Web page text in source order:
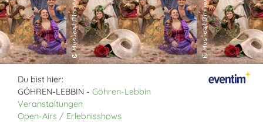
Du bist hier:
GÖHREN-LEBBIN - Göhren-Lebbin
Veranstaltungen
Open-Airs / Erlebnisshows